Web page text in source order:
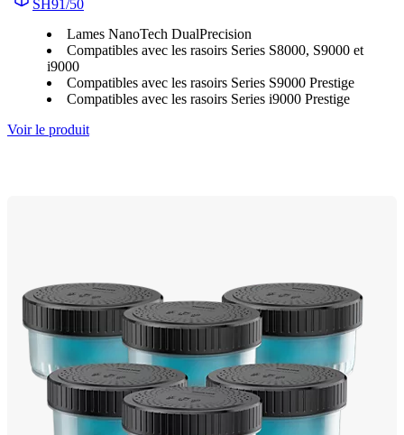
SH91/50
Lames NanoTech DualPrecision
Compatibles avec les rasoirs Series S8000, S9000 et
i9000
Compatibles avec les rasoirs Series S9000 Prestige
Compatibles avec les rasoirs Series i9000 Prestige
Voir le produit